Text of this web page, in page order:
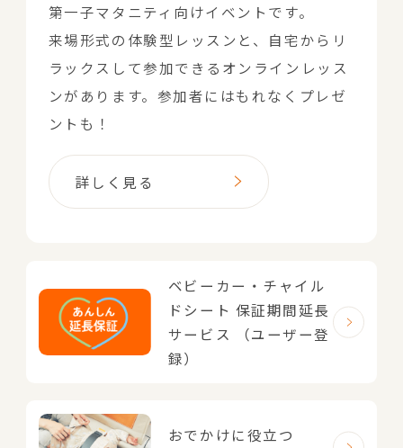
第一子マタニティ向けイベントです。
来場形式の体験型レッスンと、自宅からリ
ラックスして参加できるオンラインレッス
ンがあります。参加者にはもれなくプレゼ
ントも！
詳しく見る
ベビーカー・チャイル
ドシート 保証期間延長
サービス
（ユーザー登
録）
おでかけに役立つ